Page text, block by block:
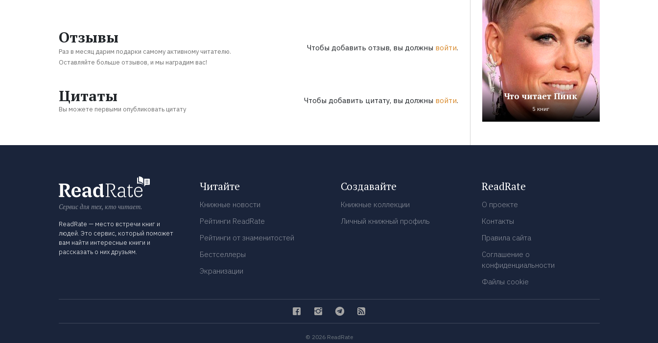
Отзывы
Раз в месяц дарим подарки самому активному читателю.
Оставляйте больше отзывов, и мы наградим вас!
Чтобы добавить отзыв, вы должны войти.
Цитаты
Вы можете первыми опубликовать цитату
Чтобы добавить цитату, вы должны войти. Что читает Пинк
5 книг
Сервис для тех, кто читает.
ReadRate — место встречи книг и
людей. Это сервис, который поможет
вам найти интересные книги и
рассказать о них друзьям.
Читайте
Книжные новости
Рейтинги ReadRate
Рейтинги от знаменитостей
Бестселлеры
Экранизации
Создавайте
Книжные коллекции
Личный книжный профиль
ReadRate
О проекте
Контакты
Правила сайта
Соглашение о
конфиденциальности
Файлы cookie
© 2026 ReadRate